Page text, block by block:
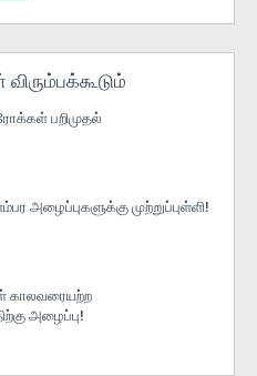
பறிமுதல்
அழைப்புகளுக்கு முற்றுப்புள்ளி!
காலவரையற்ற
அழைப்பு!